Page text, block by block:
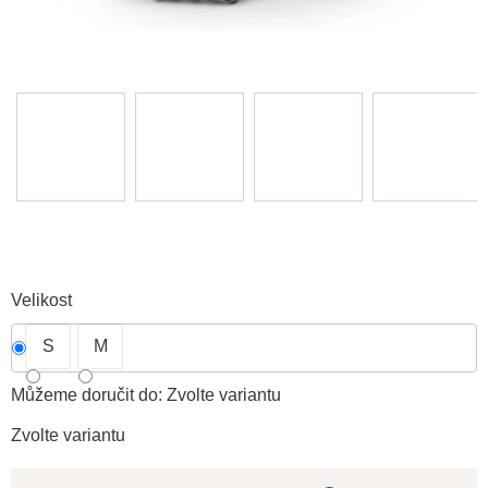
Zvolte variantu
Velikost
S M
Můžeme doručit do: Zvolte variantu